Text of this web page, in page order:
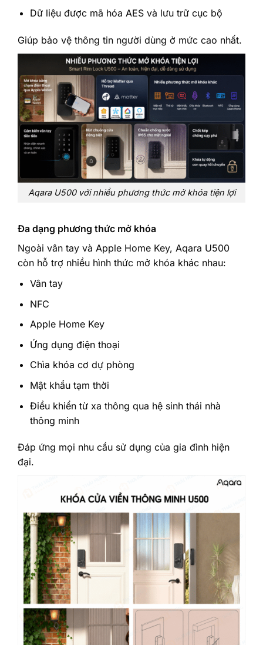
Dữ liệu được mã hóa AES và lưu trữ cục bộ
Giúp bảo vệ thông tin người dùng ở mức cao nhất.
Aqara U500 với nhiều phương thức mở khóa tiện lợi
Đa dạng phương thức mở khóa
Ngoài vân tay và Apple Home Key, Aqara U500
còn hỗ trợ nhiều hình thức mở khóa khác nhau:
Vân tay
NFC
Apple Home Key
Ứng dụng điện thoại
Chìa khóa cơ dự phòng
Mật khẩu tạm thời
Điều khiển từ xa thông qua hệ sinh thái nhà
thông minh
Đáp ứng mọi nhu cầu sử dụng của gia đình hiện
đại.